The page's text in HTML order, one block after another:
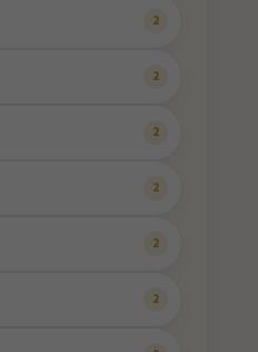
2
2
2
2
2
2